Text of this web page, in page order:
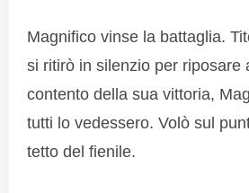
Magnifico vinse la battaglia.
si ritirò in silenzio per riposare
contento della sua vittoria,
tutti lo vedessero. Volò sul
tetto del fienile.